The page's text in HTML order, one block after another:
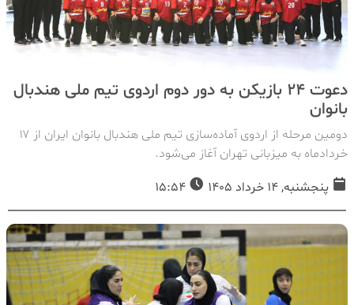
دعوت ۲۴ بازیکن به دور دوم اردوی تیم ملی هندبال
بانوان
دومین مرحله از اردوی آماده‌سازی تیم ملی هندبال بانوان ایران از ۱۷
خردادماه به میزبانی تهران آغاز می‌شود.
پنجشنبه, 14 خرداد 1405